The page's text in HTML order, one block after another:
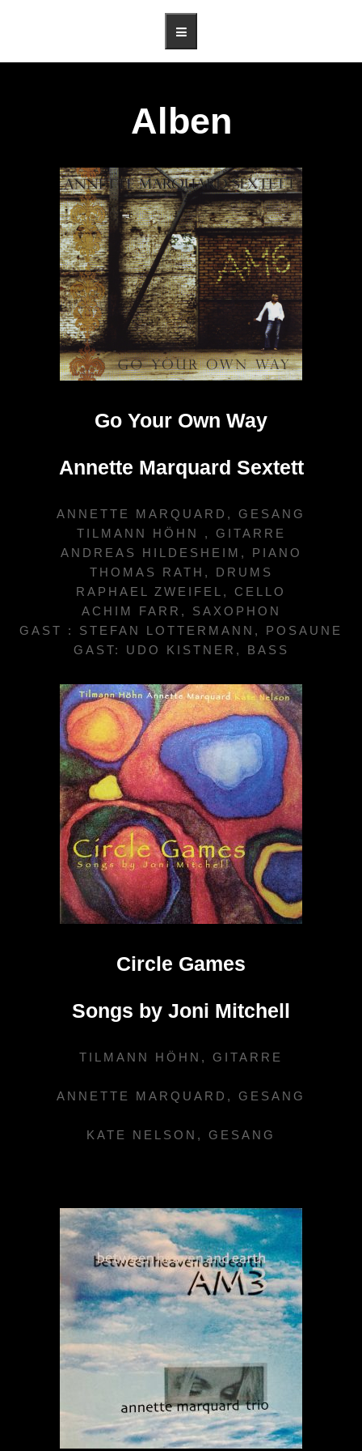
Alben
Go Your Own Way
Annette Marquard Sextett
ANNETTE MARQUARD, GESANG
TILMANN HÖHN , GITARRE
ANDREAS HILDESHEIM, PIANO
THOMAS RATH, DRUMS
RAPHAEL ZWEIFEL, CELLO
ACHIM FARR, SAXOPHON
GAST : STEFAN LOTTERMANN, POSAUNE
GAST: UDO KISTNER, BASS
Circle Games
Songs by Joni Mitchell
TILMANN HÖHN, GITARRE
ANNETTE MARQUARD, GESANG
KATE NELSON, GESANG